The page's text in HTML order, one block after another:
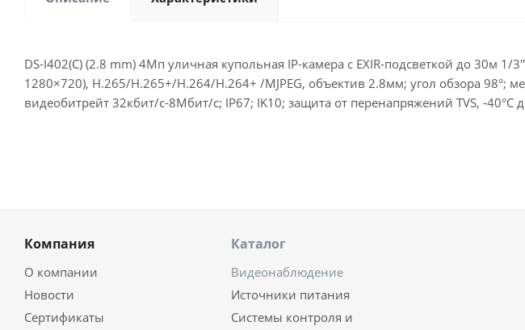
DS-I402(C) (2.8 mm) 4Мп уличная купольная IP-камера с EXIR-подсветкой до 30м
1280×720), H.265/H.265+/H.264/H.264+ /MJPEG, объектив 2.8мм; угол обзора 98°;
видеобитрейт 32кбит/с-8Мбит/с; IP67; IK10; защита от перенапряжений TVS, -40°C
Компания
О компании
Новости
Сертификаты
Каталог
Видеонаблюдение
Источники питания
Системы контроля и